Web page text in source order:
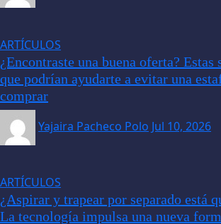
ARTÍCULOS
¿Encontraste una buena oferta? Estas
que podrían ayudarte a evitar una
comprar
Yajaira Pacheco Polo Jul 10, 2026
ARTÍCULOS
¿Aspirar y trapear por separado está
La tecnología impulsa una nueva